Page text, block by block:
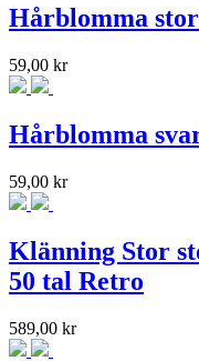
Hårblomma
59,00 kr
Hårblomma
59,00 kr
Klänning Stor
50 tal Retro
589,00 kr